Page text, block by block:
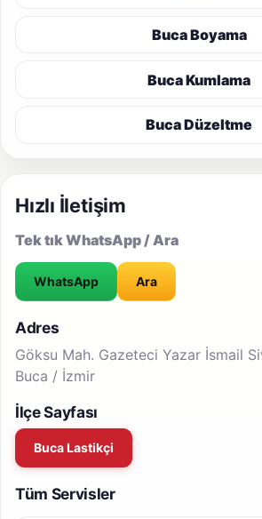
Buca Boyama
Buca Kumlama
Buca Düzeltme
Hızlı İletişim
Tek tık WhatsApp / Ara
WhatsApp Ara
Adres
Göksu Mah. Gazeteci Yazar İsmail
Buca / İzmir
İlçe Sayfası
Buca Lastikçi
Tüm Servisler